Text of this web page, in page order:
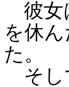
彼女
を休
た。
そし